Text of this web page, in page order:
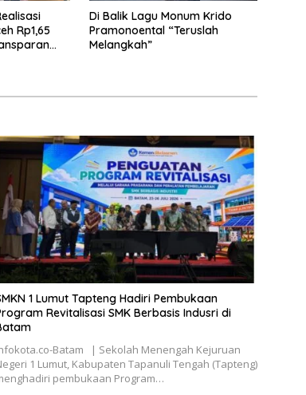
Rp1,65
Di Balik Lagu Monum Krido
Pramonoental “Teruslah
Melangkah”
1 Lumut Tapteng Hadiri Pembukaan
Revitalisasi SMK Berbasis Indusri di
Batam | Sekolah Menengah Kejuruan
1 Lumut, Kabupaten Tapanuli Tengah (Tapteng)
pembukaan Program…